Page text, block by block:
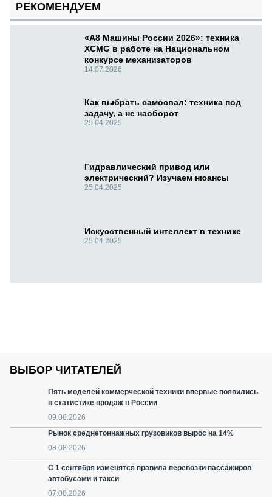
РЕКОМЕНДУЕМ
«А8 Машины России 2026»: техника
XCMG в работе на Национальном
конкурсе механизаторов
14.07.2026
Как выбрать самосвал: техника под
задачу, а не наоборот
25.04.2025
Гидравлический привод или
электрический? Изучаем нюансы
25.04.2025
Искусственный интеллект в технике
25.04.2025
ВЫБОР ЧИТАТЕЛЕЙ
Пять моделей коммерческой техники впервые появились
в статистике продаж в России
09.08.2026
Рынок среднетоннажных грузовиков вырос на 14%
08.08.2026
С 1 сентября изменятся правила перевозки пассажиров
автобусами и такси
07.08.2026